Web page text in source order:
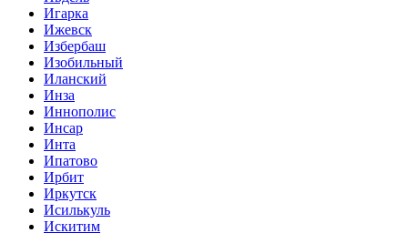
Игарка
Ижевск
Избербаш
Изобильный
Иланский
Инза
Иннополис
Инсар
Инта
Ипатово
Ирбит
Иркутск
Исилькуль
Искитим